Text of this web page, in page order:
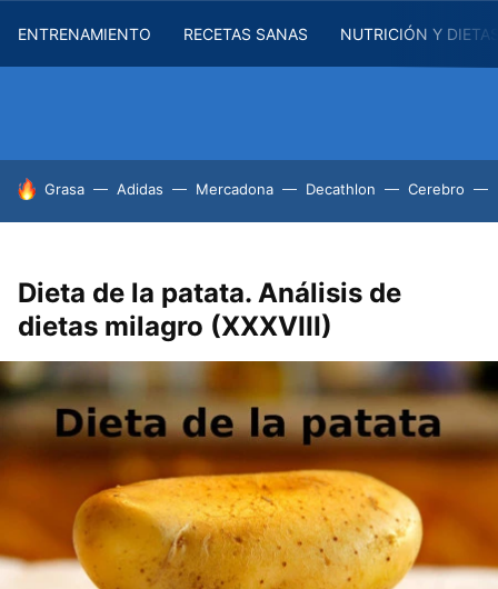
ENTRENAMIENTO RECETAS SANAS NUTRICIÓN Y
HOY SE HABLA DE
Grasa Adidas Mercadona Decathlon Cerebro
Dieta de la patata. Análisis de
dietas milagro (XXXVIII)